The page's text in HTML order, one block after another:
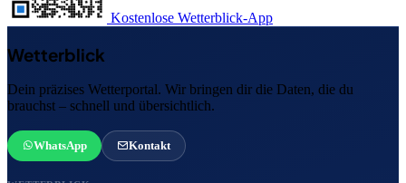
Kostenlose Wetterblick-App
Wetterblick
Dein präzises Wetterportal. Wir bringen dir die Daten, die du
brauchst – schnell und übersichtlich.
WhatsApp Kontakt